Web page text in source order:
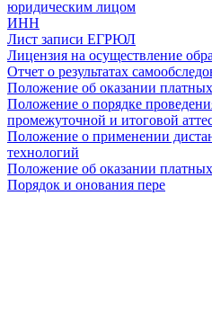
юридическим лицом
ИНН
Лист записи ЕГРЮЛ
Лицензия на осуществление
Отчет о результатах
Положение об оказании
Положение о порядке
промежуточной и итоговой
Положение о применении
технологий
Положение об оказании
Порядок и онования пере